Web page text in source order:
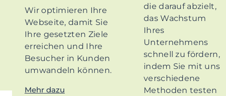
Wir optimieren Ihre
Webseite, damit Sie
Ihre gesetzten Ziele
erreichen und Ihre
Besucher in Kunden
umwandeln können.
Mehr dazu
die darauf abzielt,
das Wachstum
Ihres
Unternehmens
schnell zu fördern,
indem Sie mit uns
verschiedene
Methoden testen